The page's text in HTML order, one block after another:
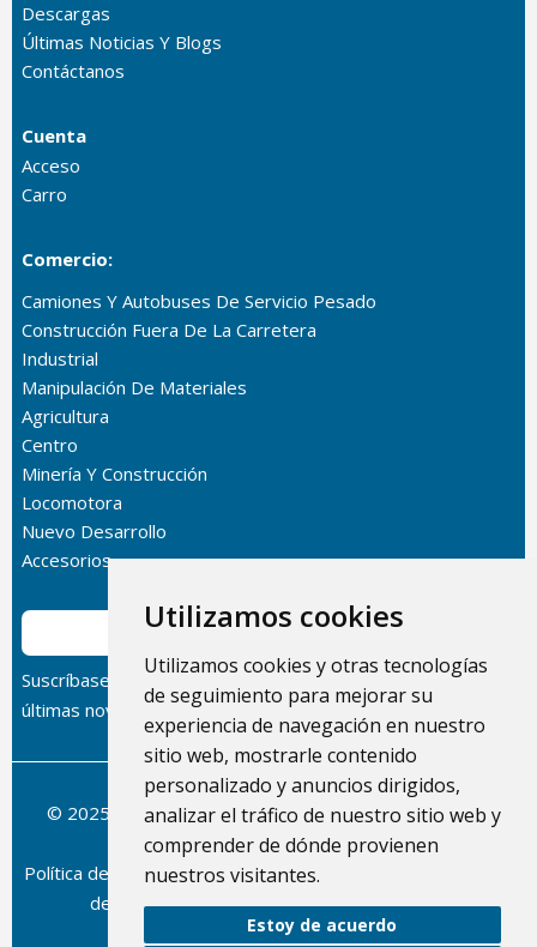
Utilizamos cookies
Utilizamos cookies y otras tecnologías
de seguimiento para mejorar su
experiencia de navegación en nuestro
sitio web, mostrarle contenido
personalizado y anuncios dirigidos,
analizar el tráfico de nuestro sitio web y
comprender de dónde provienen
nuestros visitantes.
Estoy de acuerdo
Descargas
Últimas Noticias Y Blogs
Contáctanos
Cuenta
Acceso
Carro
Comercio:
Camiones Y Autobuses De Servicio Pesado
Construcción Fuera De La Carretera
Industrial
Manipulación De Materiales
Agricultura
Centro
Minería Y Construcción
Locomotora
Nuevo Desarrollo
Accesorios
Suscribir
Suscríbase a nuestro boletín informativo para recibir las
últimas novedades sobre nuestros productos.
© 2025 Dolphin Heat Exchanger USA, INC - Todos los
derechos reservados.
Política de privacidad/Condiciones del servicio
devoluciones y reembolsos/Mapa del sitio